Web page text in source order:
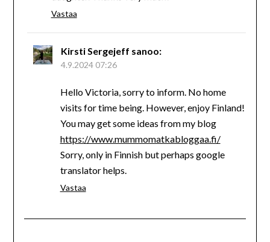
Vastaa
Kirsti Sergejeff sanoo:
4.9.2024 07:26
Hello Victoria, sorry to inform. No home
visits for time being. However, enjoy Finland!
You may get some ideas from my blog
https://www.mummomatkabloggaa.fi/
Sorry, only in Finnish but perhaps google
translator helps.
Vastaa